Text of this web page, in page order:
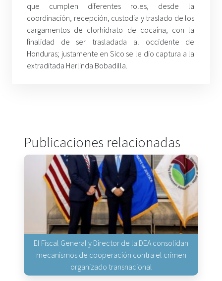
que cumplen diferentes roles, desde la
coordinación, recepción, custodia y traslado de los
cargamentos de clorhidrato de cocaína, con la
finalidad de ser trasladada al occidente de
Honduras; justamente en Sico se le dio captura a la
extraditada Herlinda Bobadilla.
Publicaciones relacionadas
El Fiscal General y Director de la DEA consolidan
mecanismos de cooperación contra el crimen
organizado transnacional